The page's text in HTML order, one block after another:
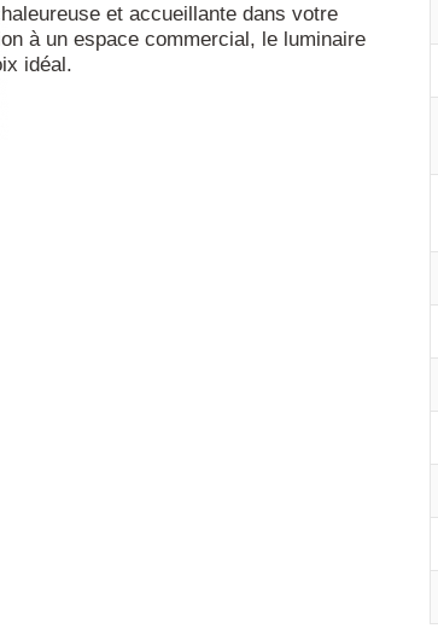
et accueillante dans votre
à un espace commercial, le luminaire
idéal.